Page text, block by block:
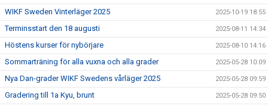
WIKF Sweden Vinterläger 2025 2025-10-19 18:55
Terminsstart den 18 augusti 2025-08-11 14:34
Höstens kurser för nybörjare 2025-08-10 14:16
Sommarträning för alla vuxna och alla grader 2025-05-28 10:09
Nya Dan-grader WIKF Swedens vårläger 2025 2025-05-28 09:59
Gradering till 1a Kyu, brunt 2025-05-28 09:50